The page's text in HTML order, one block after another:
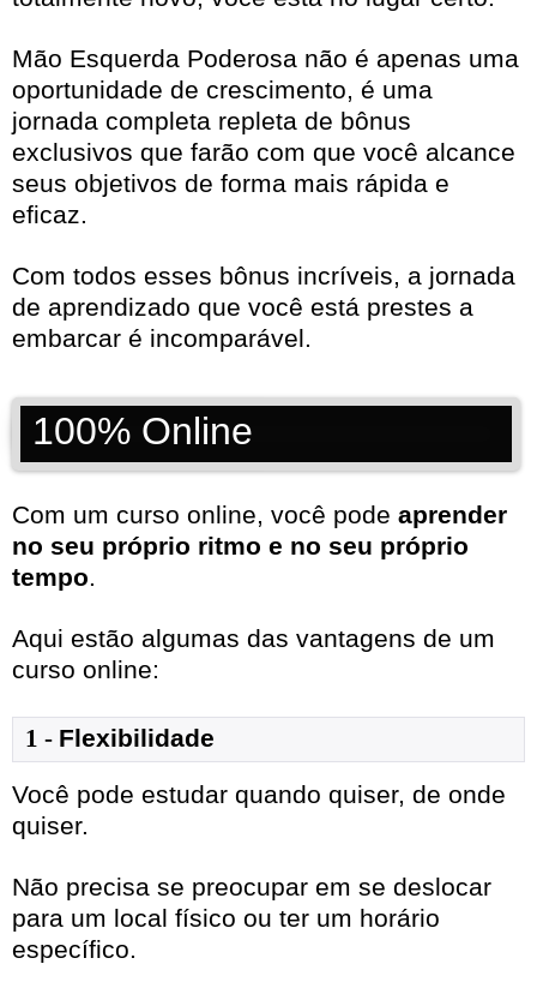
Mão Esquerda Poderosa não é apenas uma
oportunidade de crescimento, é uma
jornada completa repleta de bônus
exclusivos que farão com que você alcance
seus objetivos de forma mais rápida e
eficaz.
Com todos esses bônus incríveis, a jornada
de aprendizado que você está prestes a
embarcar é incomparável.
100% Online
Com um curso online, você pode aprender
no seu próprio ritmo e no seu próprio
tempo.
Aqui estão algumas das vantagens de um
curso online:
1 - Flexibilidade
Você pode estudar quando quiser, de onde
quiser.
Não precisa se preocupar em se deslocar
para um local físico ou ter um horário
específico.